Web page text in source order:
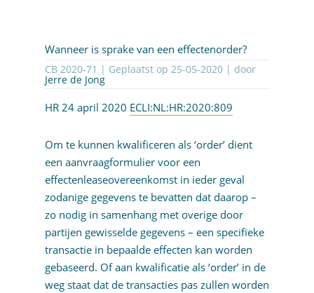
Wanneer is sprake van een effectenorder?
CB 2020-71 | Geplaatst op 25-05-2020| door
Jerre de Jong
HR 24 april 2020 ECLI:NL:HR:2020:809
Om te kunnen kwalificeren als ‘order’ dient
een aanvraagformulier voor een
effectenleaseovereenkomst in ieder geval
zodanige gegevens te bevatten dat daarop –
zo nodig in samenhang met overige door
partijen gewisselde gegevens – een specifieke
transactie in bepaalde effecten kan worden
gebaseerd. Of aan kwalificatie als ‘order’ in de
weg staat dat de transacties pas zullen worden